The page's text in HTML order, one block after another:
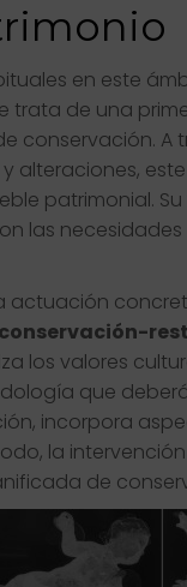
en este
trata de una
conservación. A
alteraciones,
patrimonial.
las
actuación
los valores
que
incorpora
la
de